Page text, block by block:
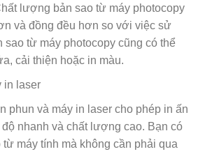
lượng bản sao từ máy photocopy
và đồng đều hơn so với việc sử
sao từ máy photocopy cũng có thể
cải thiện hoặc in màu.
in laser
phun và máy in laser cho phép in ấn
nhanh và chất lượng cao. Bạn có
máy tính mà không cần phải qua